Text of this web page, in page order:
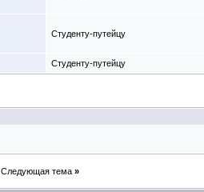
Студенту-путeйцу
Студенту-путeйцу
Следующая тема »